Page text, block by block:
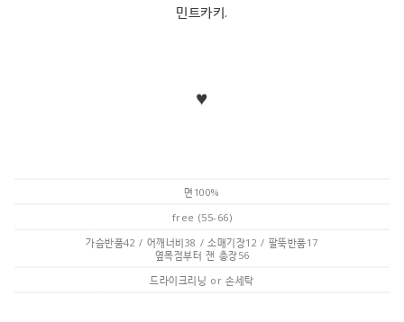
민트카키.
♥
면100%
free (55-66)
가슴반품42 / 어깨너비38 / 소매기장12 / 팔뚝반품17
옆목점부터 잰 총장56
드라이크리닝 or 손세탁